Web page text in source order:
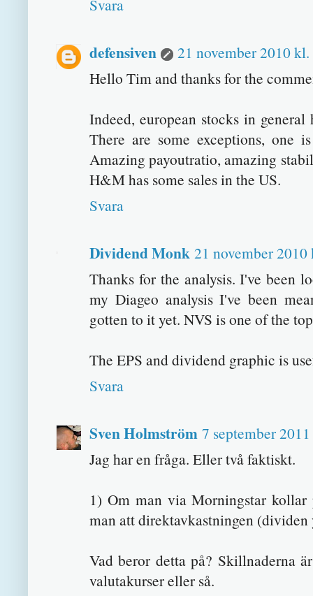
Svara
defensiven
21 november 2010
Hello Tim and thanks for the
Indeed, european stocks in
There are some exceptions,
Amazing payoutratio, amazing
H&M has some sales in the US.
Svara
Dividend Monk 21 november
Thanks for the analysis. I've been
my Diageo analysis I've been
gotten to it yet. NVS is one of the
The EPS and dividend graphic is
Svara
Sven Holmström 7 september
Jag har en fråga. Eller två faktiskt.
1) Om man via Morningstar kollar
man att direktavkastningen
Vad beror detta på? Skillnaderna
valutakurser eller så.